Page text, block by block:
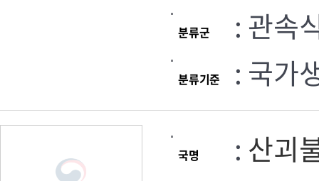
분류군 : 관속
분류기준 : 국가
국명 : 산괴